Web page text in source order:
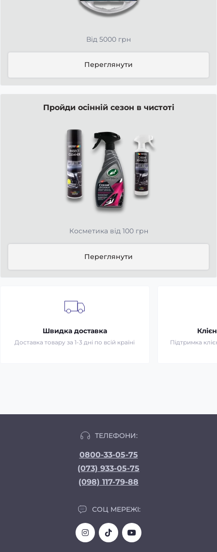
Від 5000 грн
Переглянути
Пройди осінній сезон в чистоті
Косметика від 100 грн
Переглянути
Швидка доставка
Доставка товару за 1-3 дні по всій країні Підтримка
ТЕЛЕФОНИ:
0800-33-05-75
(073) 933-05-75
(098) 117-79-88
СОЦ МЕРЕЖІ: